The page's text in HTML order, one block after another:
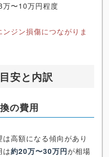
万〜10万円程度
ジン損傷につながりま
安と内訳
の費用
高額になる傾向があり
は約20万〜30万円が相場